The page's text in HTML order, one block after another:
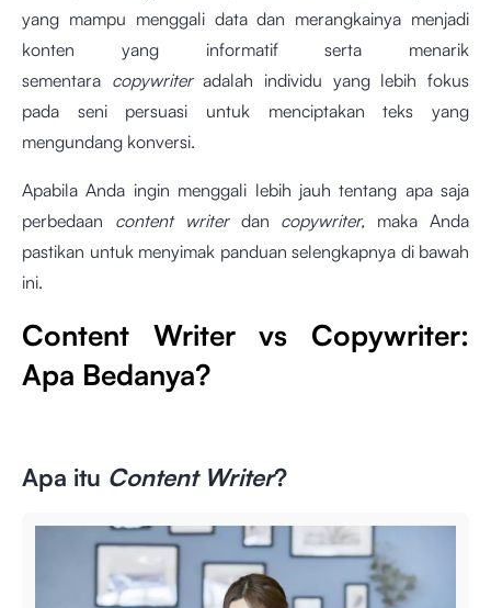
yang mampu menggali data dan merangkainya menjadi
konten yang informatif serta menarik
sementara copywriteradalah individu yang lebih fokus
pada seni persuasi untuk menciptakan teks yang
mengundang konversi.
Apabila Anda ingin menggali lebih jauh tentang apa saja
perbedaan content writer dan copywriter, maka Anda
pastikan untuk menyimak panduan selengkapnya di bawah
ini.
Content Writer vs Copywriter:
Apa Bedanya?
Apa itu Content Writer?